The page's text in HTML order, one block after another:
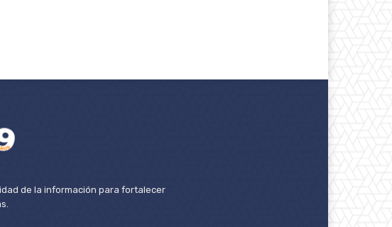
de la información para fortalecer